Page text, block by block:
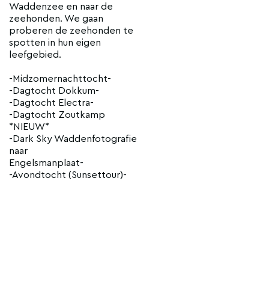
Waddenzee en naar de
zeehonden. We gaan
proberen de zeehonden te
spotten in hun eigen
leefgebied.
-Midzomernachttocht-
-Dagtocht Dokkum-
-Dagtocht Electra-
-Dagtocht Zoutkamp
*NIEUW*
-Dark Sky Waddenfotografie
naar
Engelsmanplaat-
-Avondtocht (Sunsettour)-